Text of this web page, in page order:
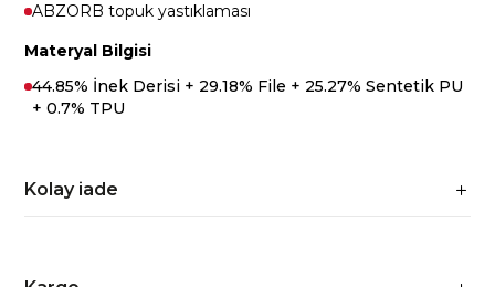
ABZORB topuk yastıklaması
Materyal Bilgisi
44.85% İnek Derisi + 29.18% File + 25.27% Sentetik PU
+ 0.7% TPU
Kolay iade